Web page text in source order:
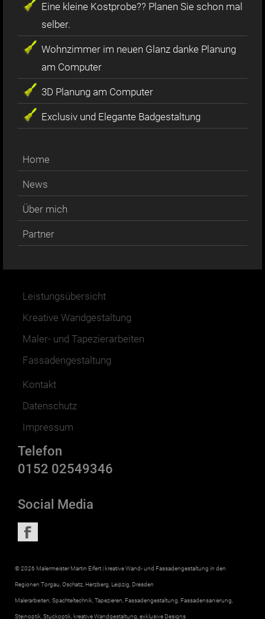
Eine kleine Kostprobe?? Planen Sie schon mal
selber.
Wohnzimmer im neuen Glanz danke Planung
am Computer
3D Planung am Computer
Exclusiv und Elegante Badgestaltung
Home
News
Über mich
Partner
Leistungsübersicht
Kreative Wandgestaltung
Maler- und Tapezierarbeiten
Fassadengestaltung
Kontakt
Datenschutz
Impressum
Telefon
0152 02549346
Social Media
© 2026 Malermeister Martin Eifert | kreative Wand- und Fassadengestaltung in den
Regionen Torgau, Oschatz, Herzberg, Leipzig, Dresden
Malerarbeiten, Spachteltechnik, Tapezieren, Fassadengestaltung, Fassadensanierung,
Steinoptik, Stuckoptik, kreative Wandgestaltung, exklusive Designs